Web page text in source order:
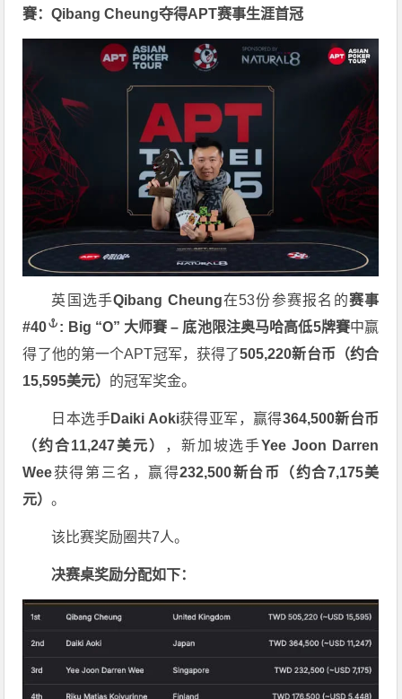
賽：Qibang Cheung夺得APT赛事生涯首冠
英国选手Qibang Cheung在53份参赛报名的赛事
#40
: Big “O” 大师賽 – 底池限注奥马哈高低5牌賽中赢
得了他的第一个APT冠军，获得了505,220新台币（约合
15,595美元） 的冠军奖金。
日本选手Daiki Aoki获得亚军，赢得364,500新台币
（约合11,247美元）
，新加坡选手Yee Joon Darren
Wee获得第三名，赢得232,500新台币（约合7,175美
元）。
该比赛奖励圈共7人。
决赛桌奖励分配如下：